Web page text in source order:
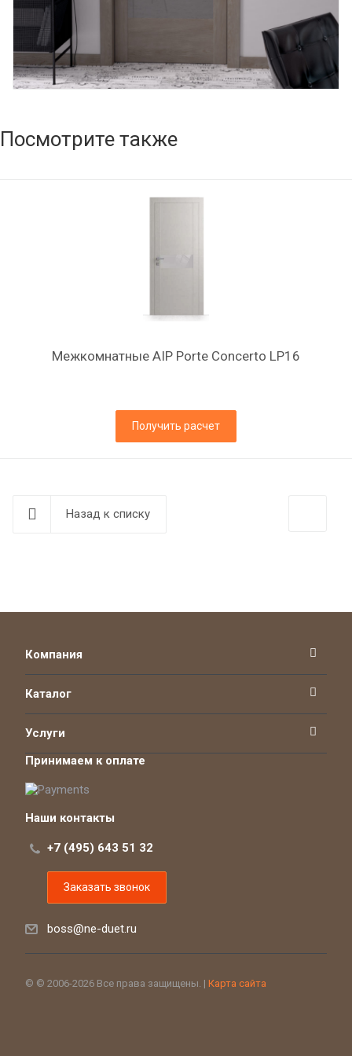
Посмотрите также
Межкомнатные AIP Porte Concerto LP16
Получить расчет
Назад к списку
Компания
Каталог
Услуги
Принимаем к оплате
Наши контакты
+7 (495) 643 51 32
Заказать звонок
boss@ne-duet.ru
© © 2006-2026 Все права защищены. | Карта сайта